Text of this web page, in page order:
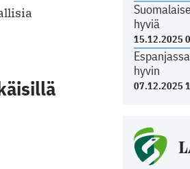
hyviä
15.12.2025
hyvin
07.12.2025